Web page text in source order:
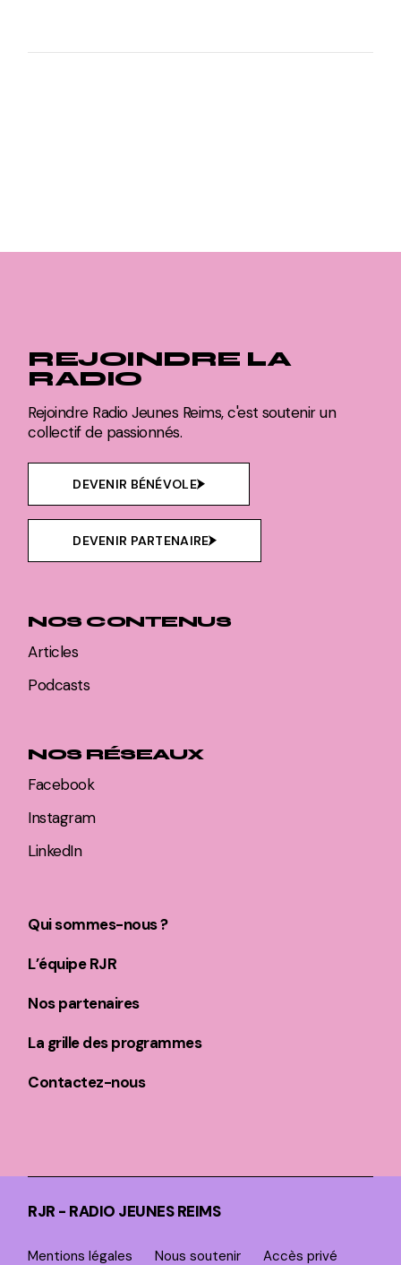
REJOINDRE LA
RADIO
Rejoindre Radio Jeunes Reims, c'est soutenir un
collectif de passionnés.
DEVENIR BÉNÉVOLE
DEVENIR PARTENAIRE
NOS CONTENUS
Articles
Podcasts
NOS RÉSEAUX
Facebook
Instagram
LinkedIn
Qui sommes-nous ?
L’équipe RJR
Nos partenaires
La grille des programmes
Contactez-nous
RJR - RADIO JEUNES REIMS
Mentions légales Nous soutenir Accès privé